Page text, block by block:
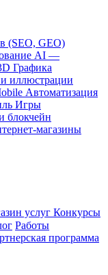
(SEO, GEO)
AI —
Графика
иллюстрации
Автоматизация
Игры
блокчейн
магазины
услуг Конкурсы
Работы
программа